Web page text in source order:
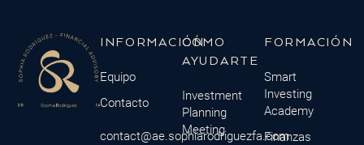
INFORMACIÓN
Equipo
Contacto
contact@ae.sophiarodriguezfa.com
CÓMO
AYUDARTE
Investment
Planning
Meeting
FORMACIÓN
Smart
Investing
Academy
Finanzas